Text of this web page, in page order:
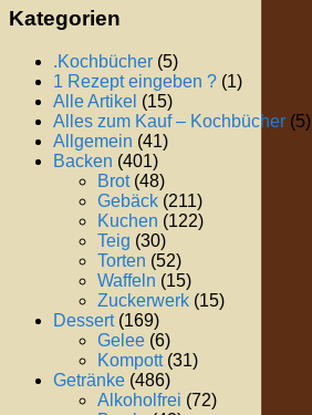
Kategorien
.Kochbücher (5)
1 Rezept eingeben ? (1)
Alle Artikel (15)
Alles zum Kauf – Kochbücher (5)
Allgemein (41)
Backen (401)
Brot(48)
Gebäck (211)
Kuchen (122)
Teig (30)
Torten (52)
Waffeln (15)
Zuckerwerk (15)
Dessert(169)
Gelee (6)
Kompott(31)
Getränke (486)
Alkoholfrei (72)